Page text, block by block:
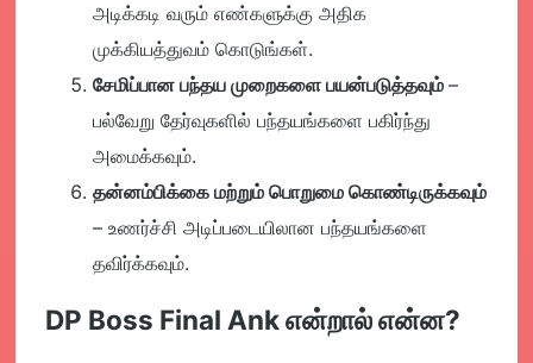
அடிக்கடி வரும் எண்களுக்கு அதிக
முக்கியத்துவம் கொடுங்கள்.
சேமிப்பான பந்தய முறைகளை பயன்படுத்தவும் –
பல்வேறு தேர்வுகளில் பந்தயங்களை பகிர்ந்து
அமைக்கவும்.
தன்னம்பிக்கை மற்றும் பொறுமை கொண்டிருக்கவும்
– உணர்ச்சி அடிப்படையிலான பந்தயங்களை
தவிர்க்கவும்.
DP Boss Final Ank என்றால் என்ன?